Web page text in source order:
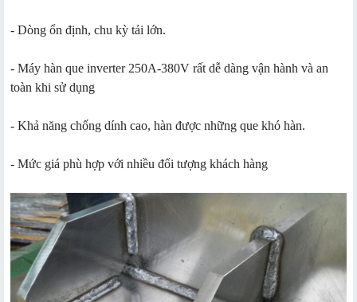
- Dòng ổn định, chu kỳ tải lớn.
- Máy hàn que inverter 250A-380V rất dễ dàng vận hành và an
toàn khi sử dụng
- Khả năng chống dính cao, hàn được những que khó hàn.
- Mức giá phù hợp với nhiều đối tượng khách hàng